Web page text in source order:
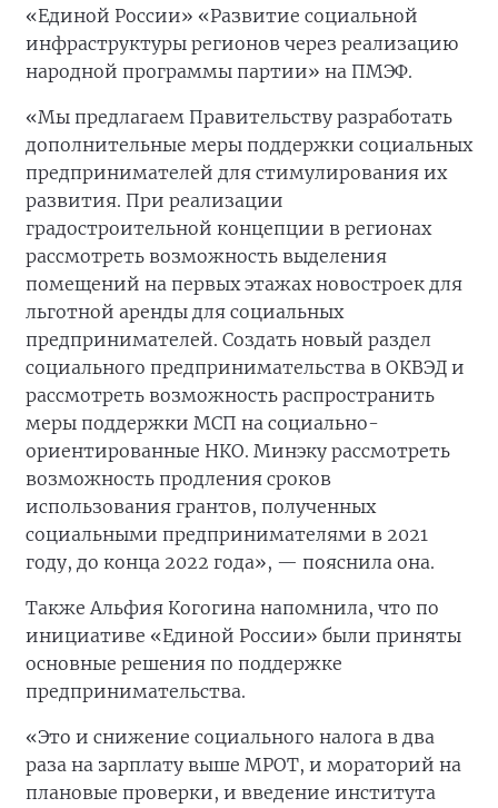
«Единой России» «Развитие социальной
инфраструктуры регионов через реализацию
народной программы партии» на ПМЭФ.
«Мы предлагаем Правительству разработать
дополнительные меры поддержки социальных
предпринимателей для стимулирования их
развития. При реализации
градостроительной концепции в регионах
рассмотреть возможность выделения
помещений на первых этажах новостроек для
льготной аренды для социальных
предпринимателей. Создать новый раздел
социального предпринимательства в ОКВЭД и
рассмотреть возможность распространить
меры поддержки МСП на социально-
ориентированные НКО. Минэку рассмотреть
возможность продления сроков
использования грантов, полученных
социальными предпринимателями в 2021
году, до конца 2022 года», — пояснила она.
Также Альфия Когогина напомнила, что по
инициативе «Единой России» были приняты
основные решения по поддержке
предпринимательства.
«Это и снижение социального налога в два
раза на зарплату выше МРОТ, и мораторий на
плановые проверки, и введение института